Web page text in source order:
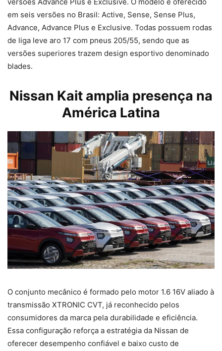
em seis versões no Brasil: Active, Sense, Sense Plus,
Advance, Advance Plus e Exclusive. Todas possuem rodas
de liga leve aro 17 com pneus 205/55, sendo que as
versões superiores trazem design esportivo denominado
blades.
Nissan Kait amplia presença na
América Latina
O conjunto mecânico é formado pelo motor 1.6 16V aliado à
transmissão XTRONIC CVT, já reconhecido pelos
consumidores da marca pela durabilidade e eficiência.
Essa configuração reforça a estratégia da Nissan de
oferecer desempenho confiável e baixo custo de